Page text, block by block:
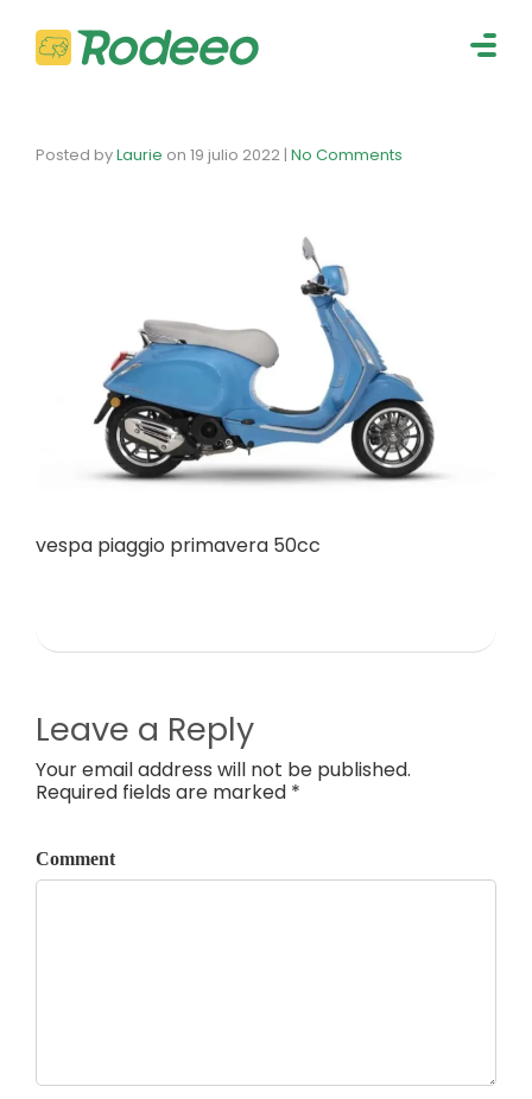
Posted byLaurie on 19 julio 2022 | No Comments
vespa piaggio primavera 50cc
Leave a Reply
Your email address will not be published.
Required fields are marked *
Comment